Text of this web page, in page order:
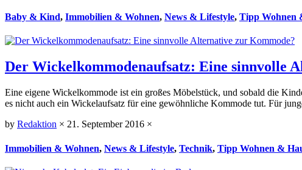
Baby & Kind, Immobilien & Wohnen, News & Lifestyle, Tipp Wohnen
Der Wickelkommodenaufsatz: Eine sinnvolle
Eine eigene Wickelkommode ist ein großes Möbelstück, und sobald die
es nicht auch ein Wickelaufsatz für eine gewöhnliche Kommode tut. Für
by Redaktion × 21. September 2016 ×
Immobilien & Wohnen, News & Lifestyle, Technik, Tipp Wohnen &